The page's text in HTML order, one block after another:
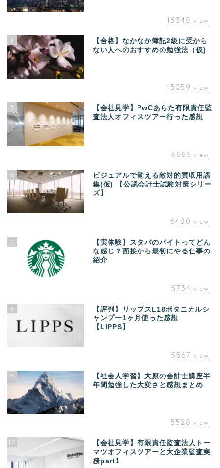
15348 view
4
【合格】なかなか簿記2級に受から
ない人へのおすすめの勉強法（仮)
13059 view
5
【会社見学】PwCあらた有限責任監
査法人オフィスツアー行った感想
6666 view
6
ビジュアルで覚える敵対的買収用語
集(仮) 【公認会計士試験対策シリー
ズ】
6480 view
7
【実体験】スタバのバイトってどん
な感じ？面接から最初にやる仕事の
紹介
5734 view
8
【評判】リップスL18ボタニカルシ
ャンプー1ヶ月使った感想
【LIPPS】
5567 view
9
【社会人学習】大原の会計士講座半
年間勉強した大変さと感想まとめ
5528 view
10
【会社見学】有限責任監査法人トー
マツオフィスツアーと大企業監査実
務part1